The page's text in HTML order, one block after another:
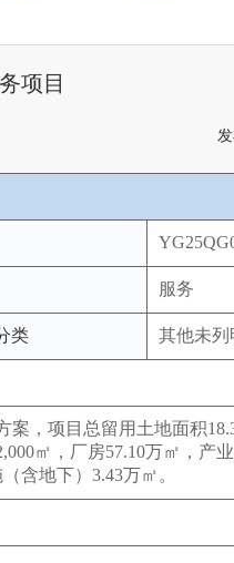
项目
服务
类 其他未列
，项目总留用土地面积
㎡，厂房57.10万㎡，产
含地下）3.43万㎡。